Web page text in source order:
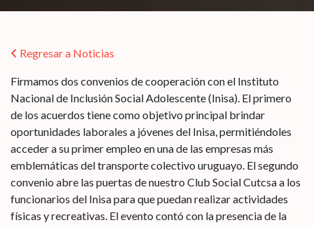
Regresar a Noticias
Firmamos dos convenios de cooperación con el Instituto
Nacional de Inclusión Social Adolescente (Inisa). El primero
de los acuerdos tiene como objetivo principal brindar
oportunidades laborales a jóvenes del Inisa, permitiéndoles
acceder a su primer empleo en una de las empresas más
emblemáticas del transporte colectivo uruguayo. El segundo
convenio abre las puertas de nuestro Club Social Cutcsa a los
funcionarios del Inisa para que puedan realizar actividades
físicas y recreativas. El evento contó con la presencia de la